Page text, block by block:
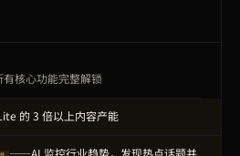
核心功能完整解锁
的 3 倍以上内容产能
——AI 监控行业趋势，发现热点话题并